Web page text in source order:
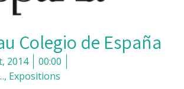
Colegio de España
2014
00:00
, Expositions